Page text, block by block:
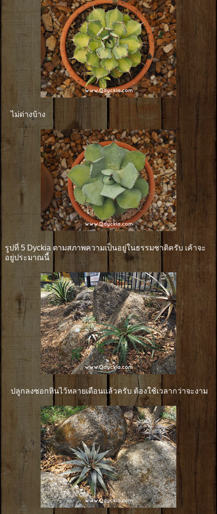
ไม่ด่างบ้าง
รูปที่ 5 Dyckia ตามสภาพความเป็นอยู่ในธรรมชาติครับ เค้าจะ
อยู่ประมาณนี้
ปลูกลงซอกหินไว้หลายเดือนเเล้วครับ ต้องใช้เวลากว่าจะงาม